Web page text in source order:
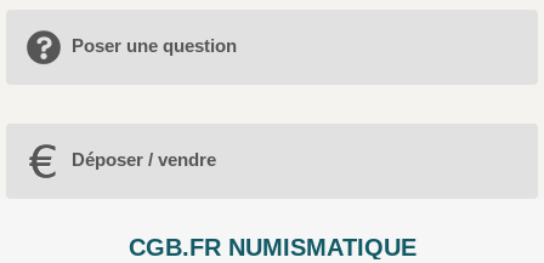
Poser une question
Déposer / vendre
CGB.FR NUMISMATIQUE